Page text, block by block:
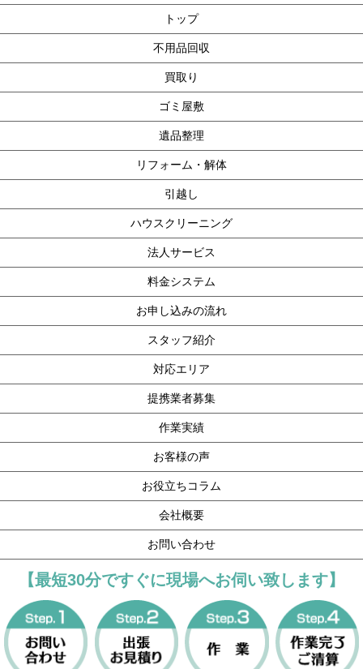
トップ
不用品回収
買取り
ゴミ屋敷
遺品整理
リフォーム・解体
引越し
ハウスクリーニング
法人サービス
料金システム
お申し込みの流れ
スタッフ紹介
対応エリア
提携業者募集
作業実績
お客様の声
お役立ちコラム
会社概要
お問い合わせ
【最短30分ですぐに現場へお伺い致します】